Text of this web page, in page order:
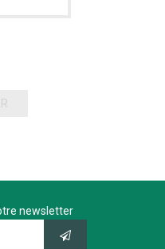
newsletter